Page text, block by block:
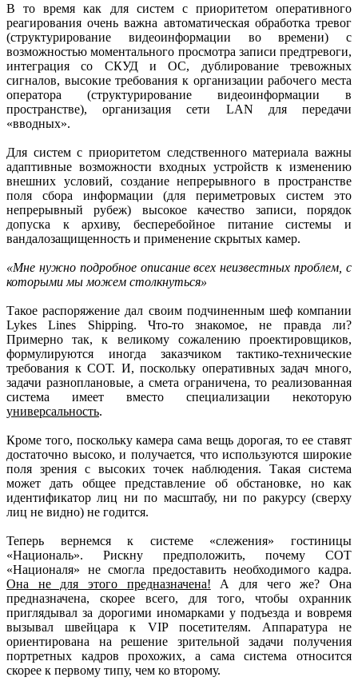
В то время как для систем с приоритетом оперативного
реагирования очень важна автоматическая обработка тревог
(структурирование видеоинформации во времени) с
возможностью моментального просмотра записи предтревоги,
интеграция со СКУД и ОС, дублирование тревожных
сигналов, высокие требования к организации рабочего места
оператора (структурирование видеоинформации в
пространстве), организация сети LAN для передачи
«вводных».
Для систем с приоритетом следственного материала важны
адаптивные возможности входных устройств к изменению
внешних условий, создание непрерывного в пространстве
поля сбора информации (для периметровых систем это
непрерывный рубеж) высокое качество записи, порядок
допуска к архиву, бесперебойное питание системы и
вандалозащищенность и применение скрытых камер.
«Мне нужно подробное описание всех неизвестных проблем, с
которыми мы можем столкнуться»
Такое распоряжение дал своим подчиненным шеф компании
Lykes Lines Shipping. Что-то знакомое, не правда ли?
Примерно так, к великому сожалению проектировщиков,
формулируются иногда заказчиком тактико-технические
требования к СОТ. И, поскольку оперативных задач много,
задачи разноплановые, а смета ограничена, то реализованная
система имеет вместо специализации некоторую
универсальность.
Кроме того, поскольку камера сама вещь дорогая, то ее ставят
достаточно высоко, и получается, что используются широкие
поля зрения с высоких точек наблюдения. Такая система
может дать общее представление об обстановке, но как
идентификатор лиц ни по масштабу, ни по ракурсу (сверху
лиц не видно) не годится.
Теперь вернемся к системе «слежения» гостиницы
«Националь». Рискну предположить, почему СОТ
«Националя» не смогла предоставить необходимого кадра.
Она не для этого предназначена! А для чего же? Она
предназначена, скорее всего, для того, чтобы охранник
приглядывал за дорогими иномарками у подъезда и вовремя
вызывал швейцара к VIP посетителям. Аппаратура не
ориентирована на решение зрительной задачи получения
портретных кадров прохожих, а сама система относится
скорее к первому типу, чем ко второму.